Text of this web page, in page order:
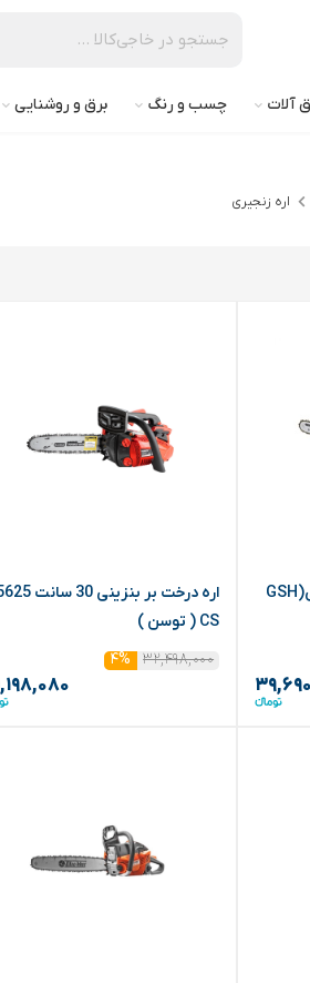
آلات چسب و رنگ برق و روشنایی
اره زنجیری
اره درخت بر بنزینی 46 سانتی(GSH
اره درخت بر بنزینی 30
CS ( توسن )
۳۲,۴۹۸,۰۰۰
۴%